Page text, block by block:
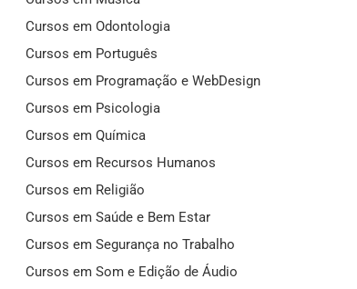
Cursos em Odontologia
Cursos em Português
Cursos em Programação e WebDesign
Cursos em Psicologia
Cursos em Química
Cursos em Recursos Humanos
Cursos em Religião
Cursos em Saúde e Bem Estar
Cursos em Segurança no Trabalho
Cursos em Som e Edição de Áudio